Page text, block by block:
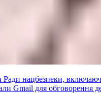
нацбезпеки,
Gmail для обговорення